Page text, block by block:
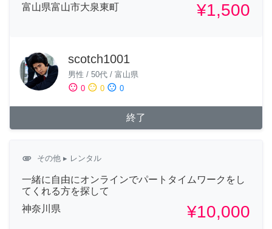
富山県富山市大泉東町
¥1,500
scotch1001
男性 / 50代 / 富山県
sentiment_satisfied 0 sentiment_neutral 0 sentiment_dissatisfied 0
終了
attachment その他 ▸ レンタル
一緒に自由にオンラインでパートタイムワークをし
てくれる方を探して
神奈川県
¥10,000